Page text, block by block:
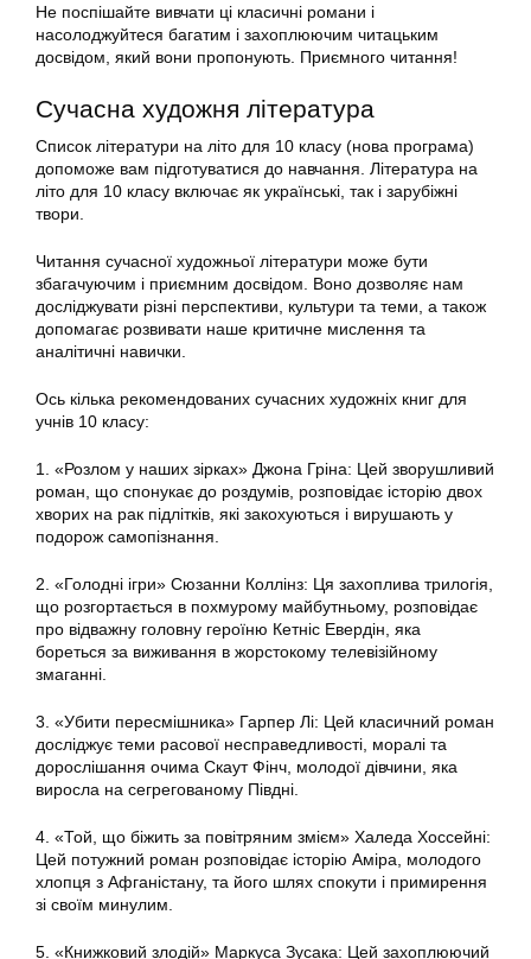
Не поспішайте вивчати ці класичні романи і
насолоджуйтеся багатим і захоплюючим читацьким
досвідом, який вони пропонують. Приємного читання!
Сучасна художня література
Список літератури на літо для 10 класу (нова програма)
допоможе вам підготуватися до навчання. Література на
літо для 10 класу включає як українські, так і зарубіжні
твори.
Читання сучасної художньої літератури може бути
збагачуючим і приємним досвідом. Воно дозволяє нам
досліджувати різні перспективи, культури та теми, а також
допомагає розвивати наше критичне мислення та
аналітичні навички.
Ось кілька рекомендованих сучасних художніх книг для
учнів 10 класу:
1. «Розлом у наших зірках» Джона Гріна: Цей зворушливий
роман, що спонукає до роздумів, розповідає історію двох
хворих на рак підлітків, які закохуються і вирушають у
подорож самопізнання.
2. «Голодні ігри» Сюзанни Коллінз: Ця захоплива трилогія,
що розгортається в похмурому майбутньому, розповідає
про відважну головну героїню Кетніс Евердін, яка
бореться за виживання в жорстокому телевізійному
змаганні.
3. «Убити пересмішника» Гарпер Лі: Цей класичний роман
досліджує теми расової несправедливості, моралі та
дорослішання очима Скаут Фінч, молодої дівчини, яка
виросла на сегрегованому Півдні.
4. «Той, що біжить за повітряним змієм» Халеда Хоссейні:
Цей потужний роман розповідає історію Аміра, молодого
хлопця з Афганістану, та його шлях спокути і примирення
зі своїм минулим.
5. «Книжковий злодій» Маркуса Зусака: Цей захоплюючий